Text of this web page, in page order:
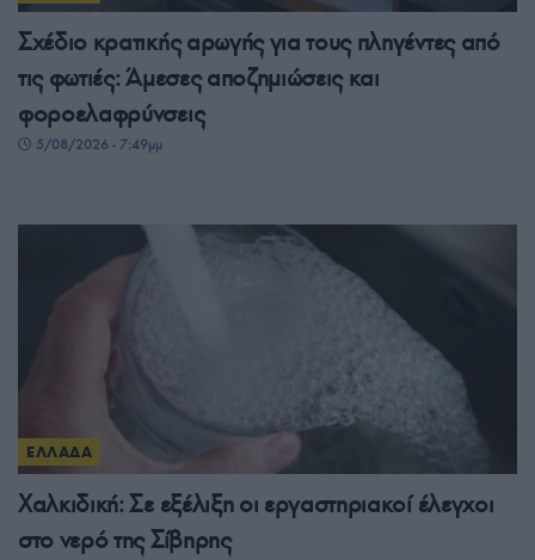
Σχέδιο κρατικής αρωγής για τους πληγέντες από
τις φωτιές: Άμεσες αποζημιώσεις και
φοροελαφρύνσεις
5/08/2026 - 7:49μμ
ΕΛΛΑΔΑ
Χαλκιδική: Σε εξέλιξη οι εργαστηριακοί έλεγχοι
στο νερό της Σίβηρης